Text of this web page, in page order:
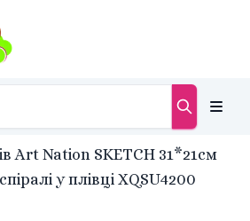
Art Nation SKETCH 31*21см
у плівці XQSU4200